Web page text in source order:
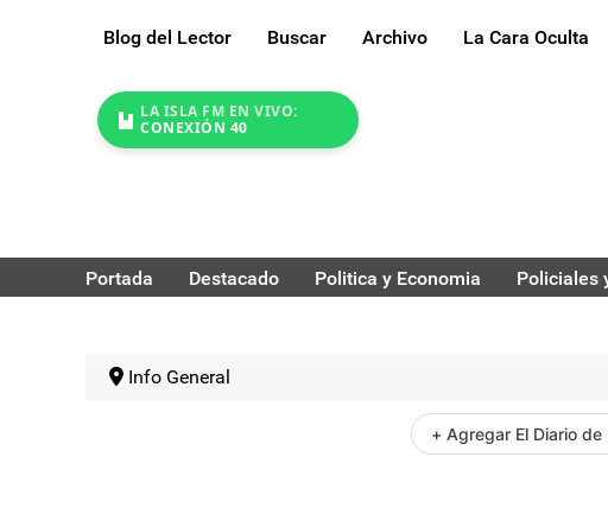
Blog del Lector Buscar Archivo La Cara Oculta
LA ISLA FM EN VIVO:
CONEXIÓN 40
Portada Destacado Politica y Economia Policiales
Info General
+ Agregar El Diario